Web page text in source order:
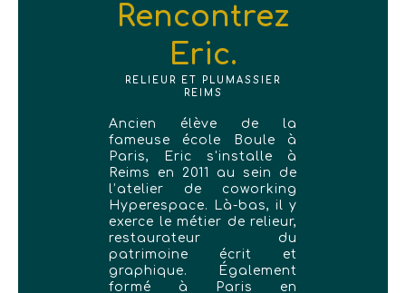
Rencontrez
Eric.
RELIEUR ET PLUMASSIER
REIMS
Ancien élève de la
fameuse école Boule à
Paris, Eric s'installe à
Reims en 2011 au sein de
l’atelier de coworking
Hyperespace. Là-bas, il y
exerce le métier de relieur,
restaurateur du
patrimoine écrit et
graphique. Également
formé à Paris en